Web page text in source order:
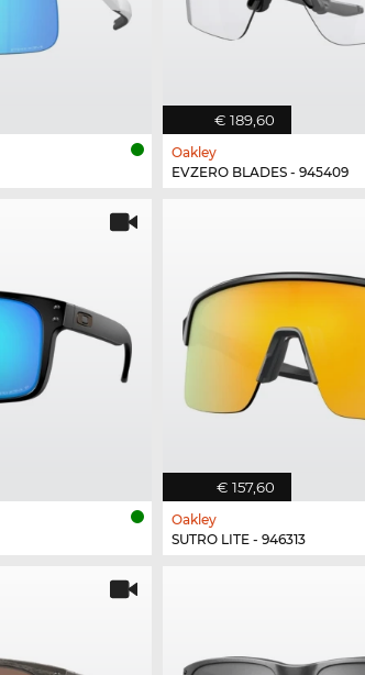
€ 189,60
Oakley
EVZERO BLADES - 945409
€ 157,60
Oakley
SUTRO LITE - 946313